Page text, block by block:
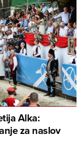
Alka:
za naslov